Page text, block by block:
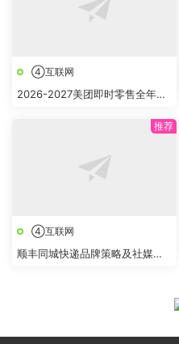
④互联网
2026-2027美团即时零售全年节
④互联网
顺丰同城快递品牌策略及社媒创